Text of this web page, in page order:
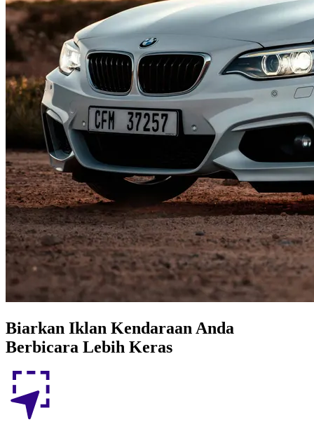
Biarkan Iklan Kendaraan Anda
Berbicara Lebih Keras